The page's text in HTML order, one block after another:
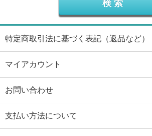
特定商取引法に基づく表記（返品など）
マイアカウント
お問い合わせ
支払い方法について